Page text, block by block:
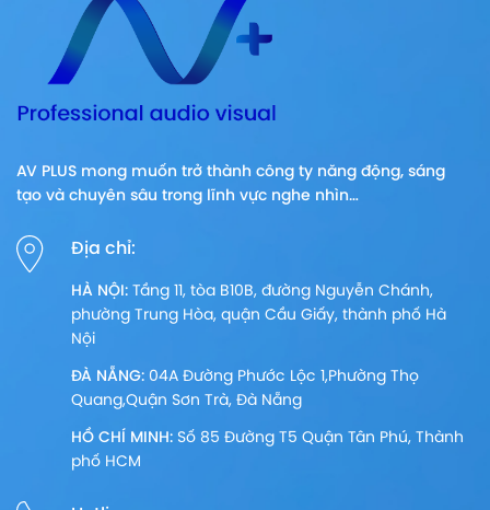
AV PLUS mong muốn trở thành công ty năng động, sáng
tạo và chuyên sâu trong lĩnh vực nghe nhìn…
Địa chỉ:
HÀ NỘI: Tầng 11, tòa B10B, đường Nguyễn Chánh,
phường Trung Hòa, quận Cầu Giấy, thành phố Hà
Nội
ĐÀ NẴNG: 04A Đường Phước Lộc 1,Phường Thọ
Quang,Quận Sơn Trà, Đà Nẵng
HỒ CHÍ MINH: Số 85 Đường T5 Quận Tân Phú, Thành
phố HCM